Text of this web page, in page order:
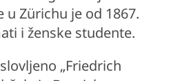
u Zürichu je od 1867.
i ženske studente.
„Friedrich